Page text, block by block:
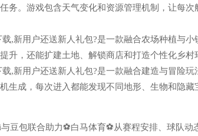
务。游戏包含天气变化和资源管理机制，让每次
,新用户还送新人礼包?是一款融合农场种植与小
升，还能扩建土地、解锁商店和打造个性化乡村
,新用户还送新人礼包?是一款融合建造与冒险玩
生成，每次进入都能发现不同地形、生物和隐藏
豆包联合助力⚽白马体育⚽从赛程安排、球队动